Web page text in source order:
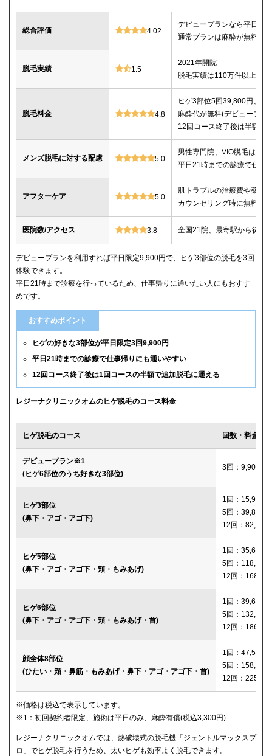
総合評価 4.02
デビュープランなら平日限
通常プランは麻酔が無料、
脱毛実績 1.5
2021年開院
脱毛実績は110万件以上
脱毛料金 4.8
ヒゲ3部位5回39,800円、ヒ
麻酔代が無料(デビュープラ
12回コース終了後は半額で
メンズ脱毛に対する配慮 5.0
男性専門院、VIO脱毛は必
平日21時までの診療で仕事
アフターケア 5.0
肌トラブルの治療費や薬代
カウンセリング時に無料で
医院数/アクセス 3.8 全国21院、最寄駅から徒歩
デビュープランを利用すれば平日限定9,900円で、ヒゲ3部位の脱毛を3回
体験できます。
平日21時まで診療を行っているため、仕事帰りに通いたい人にもおすす
めです。
おすすめポイント
ヒゲの好きな3部位が平日限定3回9,900円
平日21時までの診療で仕事帰りにも通いやすい
12回コース終了後は1回コースの半額で追加脱毛に通える
レジーナクリニックオムのヒゲ脱毛のコース料金
ヒゲ脱毛のコース 回数・料金
デビュープラン※1
(ヒゲ6部位のうち好きな3部位)
3回：9,900円
ヒゲ3部位
(鼻下・アゴ・アゴ下)
1回：15,920円
5回：39,800円
12回：82,560
ヒゲ5部位
(鼻下・アゴ・アゴ下・頬・もみあげ)
1回：35,640円
5回：118,800
12回：
ヒゲ6部位
(鼻下・アゴ・アゴ下・頬・もみあげ・首)
1回：39,600円
5回：132,000
12回：
顔全体8部位
(ひたい・頬・鼻筋・もみあげ・鼻下・アゴ・アゴ下・首)
1回：47,520円
5回：158,400
12回：
※価格は税込で表示しています。
※1：初回契約者限定、施術は平日のみ、麻酔有償(税込3,300円)
レジーナクリニックオムでは、熱破壊式の脱毛機「ジェントルマックスプ
ロ」でヒゲ脱毛を行うため、太いヒゲも効率よく脱毛できます。